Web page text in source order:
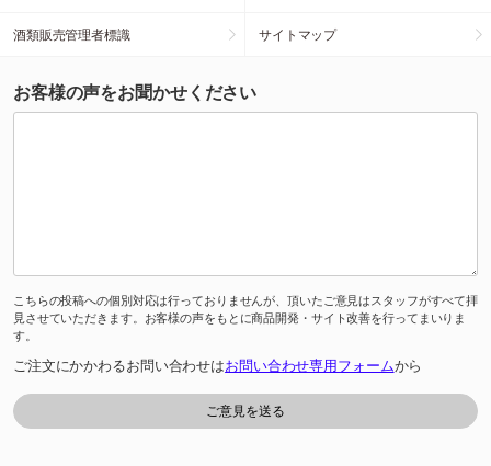
酒類販売管理者標識 サイトマップ
お客様の声をお聞かせください
こちらの投稿への個別対応は行っておりませんが、頂いたご意見はスタッフがすべて拝
見させていただきます。お客様の声をもとに商品開発・サイト改善を行ってまいりま
す。
ご注文にかかわるお問い合わせはお問い合わせ専用フォームから